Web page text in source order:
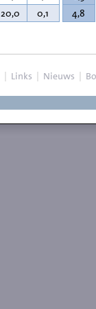
20,0 0,1 4,8
| Links | Nieuws |